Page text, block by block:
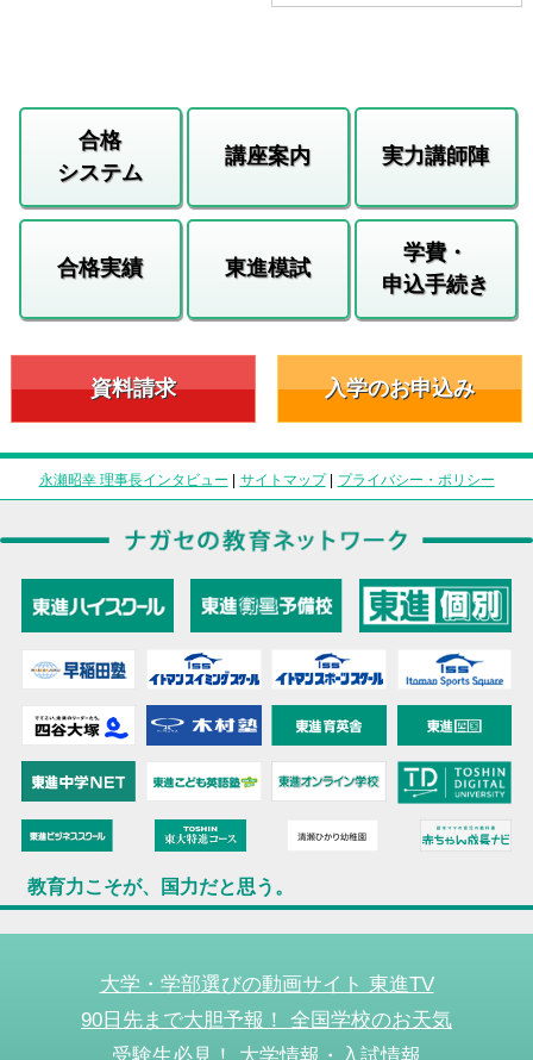
合格
システム
講座案内 実力講師陣
合格実績 東進模試
学費・
申込手続き
資料請求 入学のお申込み
永瀬昭幸 理事長インタビュー | サイトマップ| プライバシー・ポリシー
教育力こそが、国力だと思う。
大学・学部選びの動画サイト 東進TV
90日先まで大胆予報！ 全国学校のお天気